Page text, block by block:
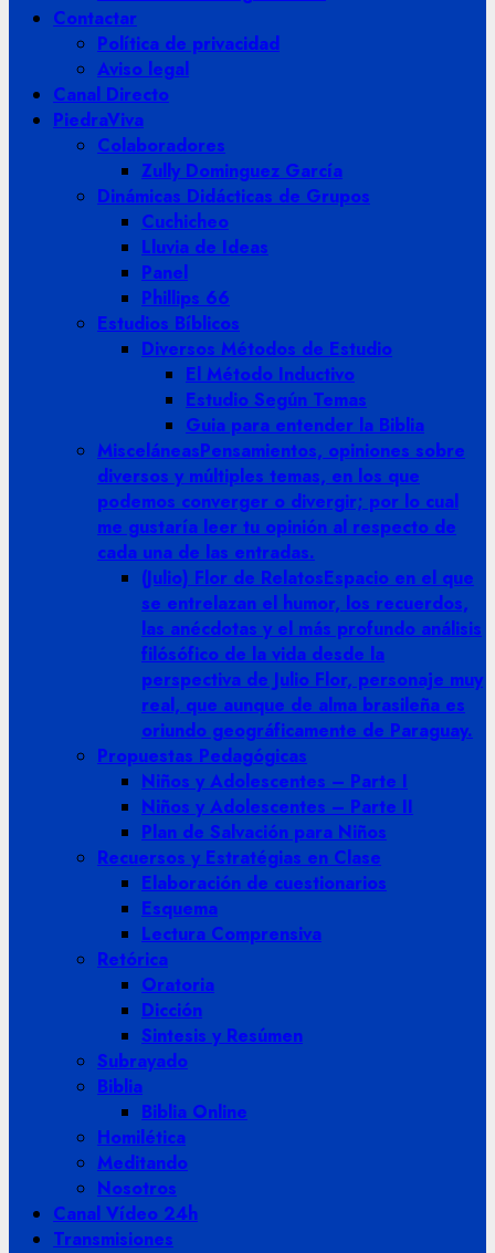
Contactar
Política de privacidad
Aviso legal
Canal Directo
PiedraViva
Colaboradores
Zully Dominguez García
Dinámicas Didácticas de Grupos
Cuchicheo
Lluvia de Ideas
Panel
Phillips 66
Estudios Bíblicos
Diversos Métodos de Estudio
El Método Inductivo
Estudio Según Temas
Guia para entender la Biblia
MisceláneasPensamientos, opiniones sobre
diversos y múltiples temas, en los que
podemos converger o divergir; por lo cual
me gustaría leer tu opinión al respecto de
cada una de las entradas.
(Julio) Flor de RelatosEspacio en el que
se entrelazan el humor, los recuerdos,
las anécdotas y el más profundo análisis
filósófico de la vida desde la
perspectiva de Julio Flor, personaje muy
real, que aunque de alma brasileña es
oriundo geográficamente de Paraguay.
Propuestas Pedagógicas
Niños y Adolescentes – Parte I
Niños y Adolescentes – Parte II
Plan de Salvación para Niños
Recuersos y Estratégias en Clase
Elaboración de cuestionarios
Esquema
Lectura Comprensiva
Retórica
Oratoria
Dicción
Sintesis y Resúmen
Subrayado
Biblia
Biblia Online
Homilética
Meditando
Nosotros
Canal Vídeo 24h
Transmisiones